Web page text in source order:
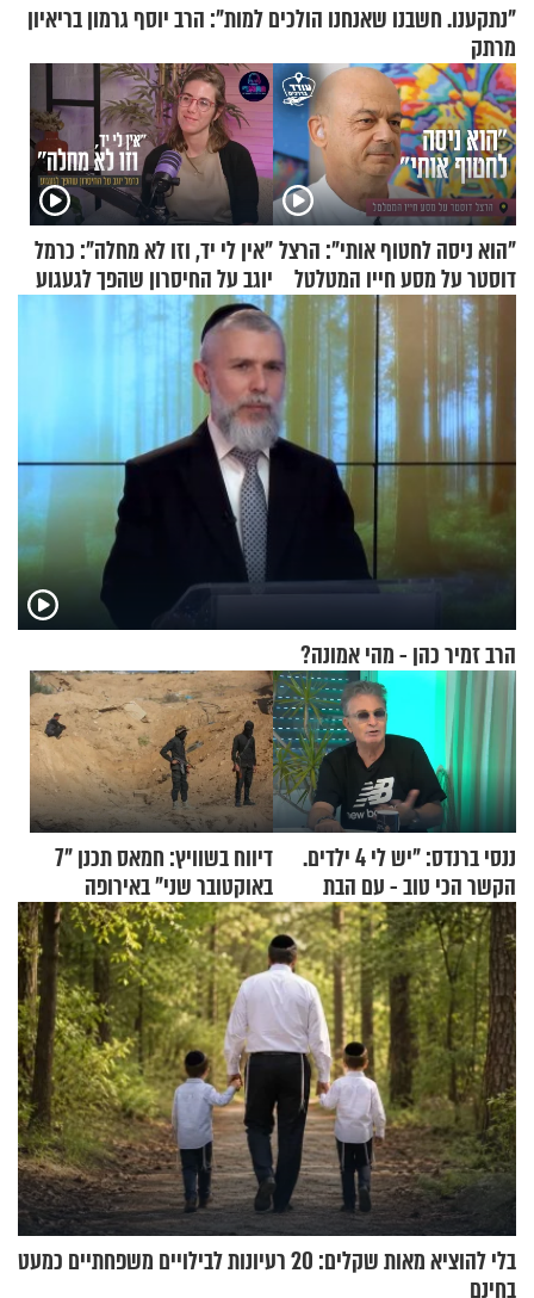
"נתקענו. חשבנו שאנחנו הולכים למות": הרב יוסף גרמון בריאיון
מרתק
"הוא ניסה לחטוף אותי": הרצל
דוסטר על מסע חייו המטלטל
"אין לי יד, וזו לא מחלה": כרמל
יוגב על החיסרון שהפך לגעגוע
הרב זמיר כהן - מהי אמונה?
ננסי ברנדס: "יש לי 4 ילדים.
הקשר הכי טוב - עם הבת
החרדית"
דיווח בשוויץ: חמאס תכנן "7
באוקטובר שני" באירופה
בלי להוציא מאות שקלים: 20 רעיונות לבילויים משפחתיים כמעט
בחינם